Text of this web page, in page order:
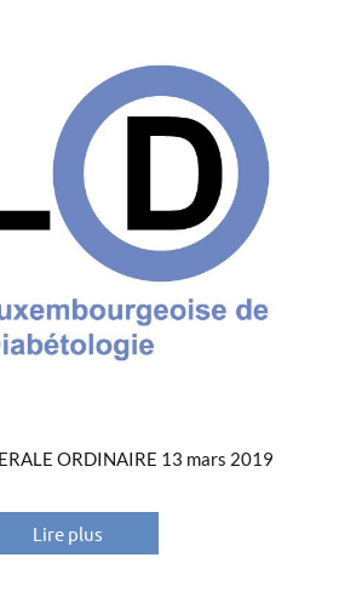
ORDINAIRE 13 mars 2019
Lire plus